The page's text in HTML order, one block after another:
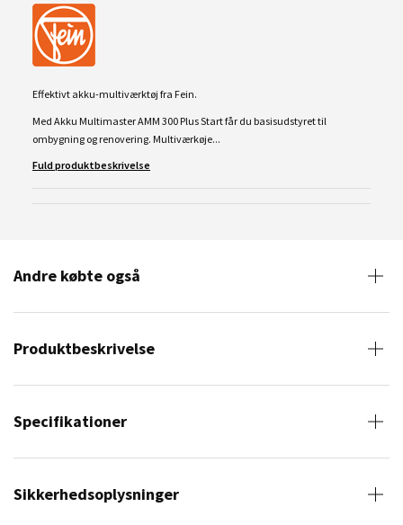
Effektivt akku-multiværktøj fra Fein.
Med Akku Multimaster AMM 300 Plus Start får du basisudstyret til
ombygning og renovering. Multiværkøje...
Fuld produktbeskrivelse
Andre købte også
Produktbeskrivelse
Specifikationer
Sikkerhedsoplysninger